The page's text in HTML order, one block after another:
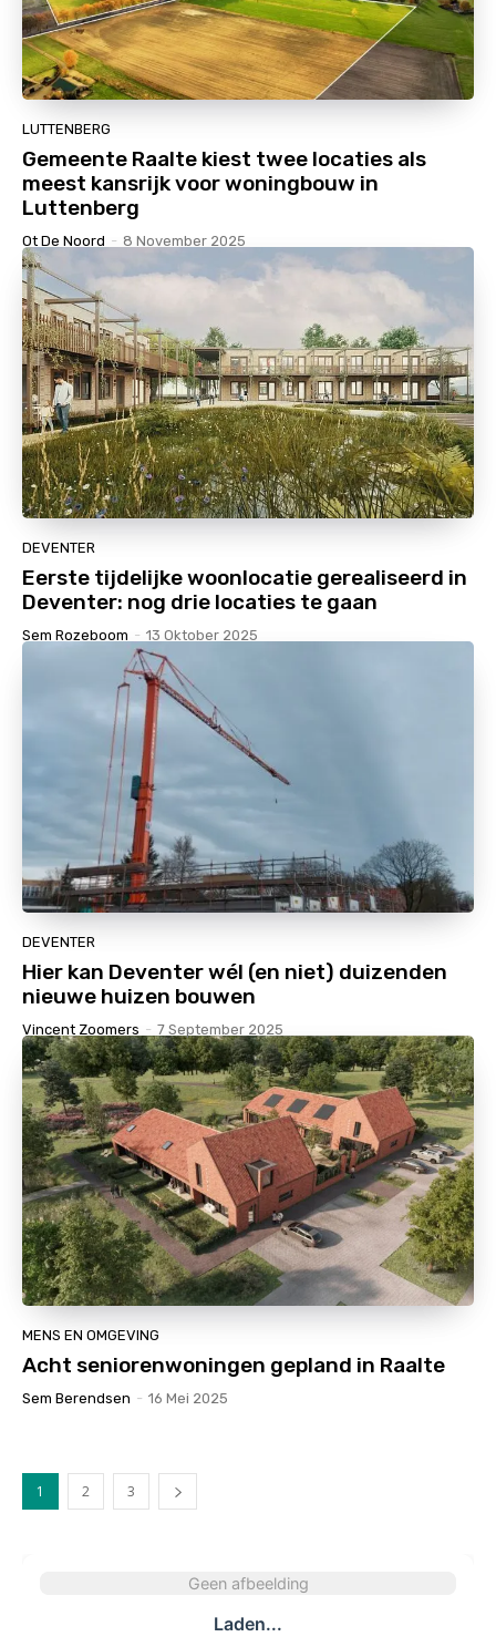
LUTTENBERG
Gemeente Raalte kiest twee locaties als
meest kansrijk voor woningbouw in
Luttenberg
Ot De Noord - 8 November 2025
DEVENTER
Eerste tijdelijke woonlocatie gerealiseerd in
Deventer: nog drie locaties te gaan
Sem Rozeboom - 13 Oktober 2025
DEVENTER
Hier kan Deventer wél (en niet) duizenden
nieuwe huizen bouwen
Vincent Zoomers - 7 September 2025
MENS EN OMGEVING
Acht seniorenwoningen gepland in Raalte
Sem Berendsen - 16 Mei 2025
1 2 3
Geen afbeelding
Laden...